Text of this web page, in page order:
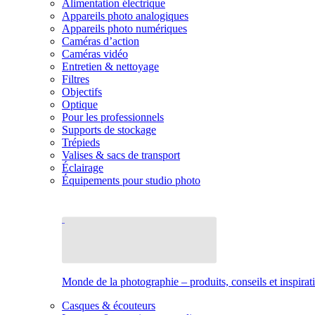
Alimentation électrique
Appareils photo analogiques
Appareils photo numériques
Caméras d’action
Caméras vidéo
Entretien & nettoyage
Filtres
Objectifs
Optique
Pour les professionnels
Supports de stockage
Trépieds
Valises & sacs de transport
Éclairage
Équipements pour studio photo
Monde de la photographie – produits, conseils et
Casques & écouteurs